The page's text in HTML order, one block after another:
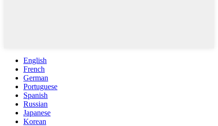
English
French
German
Portuguese
Spanish
Russian
Japanese
Korean